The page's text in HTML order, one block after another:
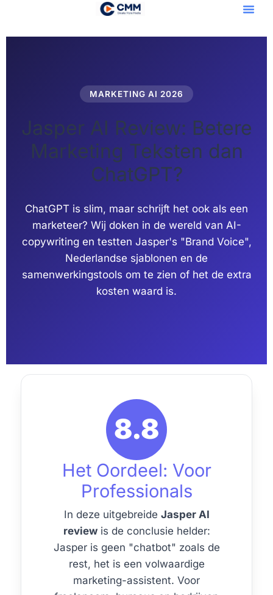
MARKETING AI 2026
Jasper AI Review: Betere
Marketing Teksten dan
ChatGPT?
ChatGPT is slim, maar schrijft het ook als een
marketeer? Wij doken in de wereld van AI-
copywriting en testten Jasper's "Brand Voice",
Nederlandse sjablonen en de
samenwerkingstools om te zien of het de extra
kosten waard is.
8.8
Het Oordeel: Voor
Professionals
In deze uitgebreide Jasper AI
reviewis de conclusie helder:
Jasper is geen "chatbot" zoals de
rest, het is een volwaardige
marketing-assistent. Voor